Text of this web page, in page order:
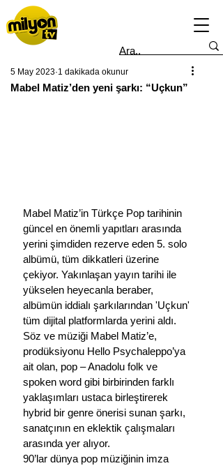
Mabel Matiz’den yeni şarkı: “Uçkun”
5 May 2023 1 dakikada okunur
Mabel Matiz’in Türkçe Pop tarihinin
güncel en önemli yapıtları arasında
yerini şimdiden rezerve eden 5. solo
albümü, tüm dikkatleri üzerine
çekiyor. Yakınlaşan yayın tarihi ile
yükselen heyecanla beraber,
albümün iddialı şarkılarından 'Uçkun'
tüm dijital platformlarda yerini aldı.
Söz ve müziği Mabel Matiz’e,
prodüksiyonu Hello Psychaleppo’ya
ait olan, pop – Anadolu folk ve
spoken word gibi birbirinden farklı
yaklaşımları ustaca birleştirerek
hybrid bir genre önerisi sunan şarkı,
sanatçının en eklektik çalışmaları
arasında yer alıyor.
90’lar dünya pop müziğinin imza